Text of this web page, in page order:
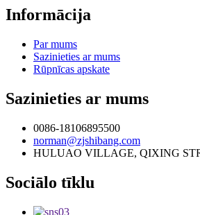
Informācija
Par mums
Sazinieties ar mums
Rūpnīcas apskate
Sazinieties ar mums
0086-18106895500
norman@zjshibang.com
HULUAO VILLAGE, QIXING
Sociālo tīklu